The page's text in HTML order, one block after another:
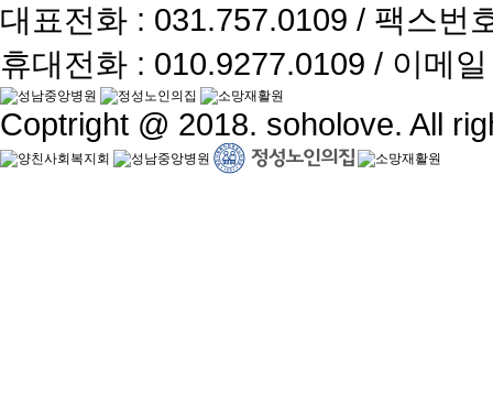
대표전화 : 031.757.0109 / 팩스번
휴대전화 : 010.9277.0109 / 이메
Coptright @ 2018. soholove. All